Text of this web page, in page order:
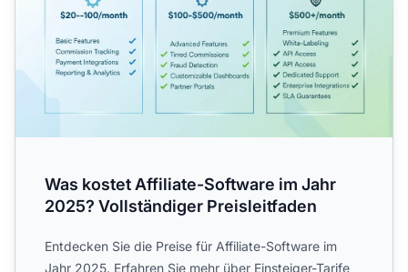
Was kostet Affiliate-Software im Jahr
2025? Vollständiger Preisleitfaden
Entdecken Sie die Preise für Affiliate-Software im
Jahr 2025. Erfahren Sie mehr über Einsteiger-Tarife